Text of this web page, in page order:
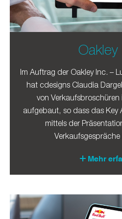
Oakley
Im Auftrag der Oakley Inc. –
hat cdesigns Claudia
von
aufgebaut, so dass das
mittels der
Mehr